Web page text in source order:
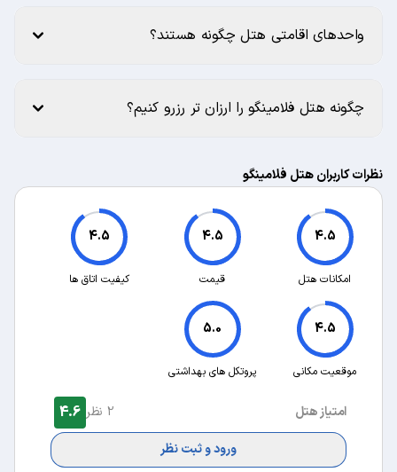
واحدهای اقامتی هتل چگونه هستند؟
چگونه هتل فلامینگو را ارزان تر رزرو کنیم؟
نظرات کاربران هتل فلامینگو
4.5
امکانات هتل
4.5
قیمت
4.5
کیفیت اتاق ها
4.5
موقعیت مکانی
5.0
پروتکل های بهداشتی
امتیاز هتل 2 نظر 4.6
ورود و ثبت نظر